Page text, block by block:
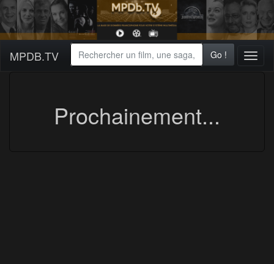
MPDB.TV Go !
Prochainement...